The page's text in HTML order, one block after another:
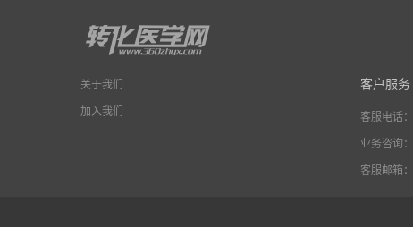
关于我们
加入我们
客户服务
客服电话：
业务咨询：
客服邮箱：